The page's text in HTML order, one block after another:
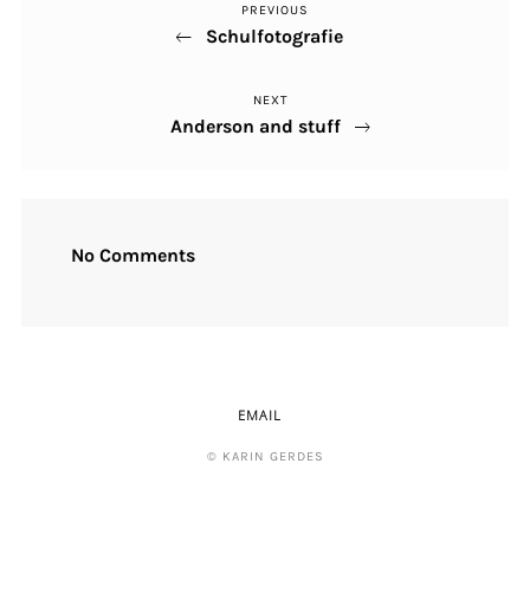
Beitragsnavigation
Previous
Post
PREVIOUS
Schulfotografie
Next
Post
NEXT
Anderson and stuff
No Comments
EMAIL
© KARIN GERDES